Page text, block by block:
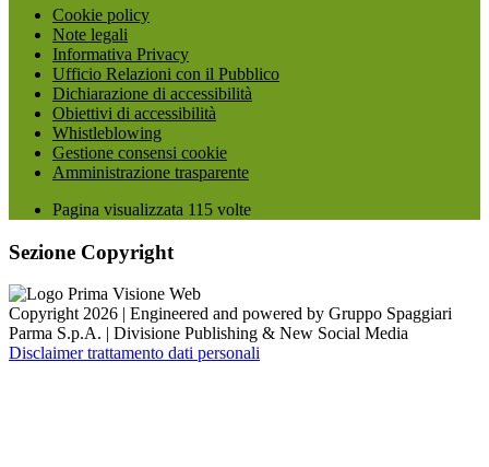
Cookie policy
Note legali
Informativa Privacy
Ufficio Relazioni con il Pubblico
Dichiarazione di accessibilità
Obiettivi di accessibilità
Whistleblowing
Gestione consensi cookie
Amministrazione trasparente
Pagina visualizzata 115 volte
Sezione Copyright
Copyright 2026 | Engineered and powered by Gruppo Spaggiari
Parma S.p.A. | Divisione Publishing & New Social Media
Disclaimer trattamento dati personali